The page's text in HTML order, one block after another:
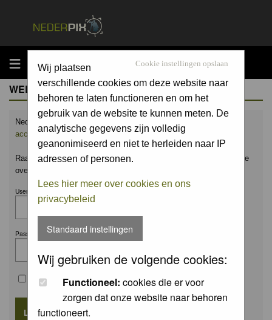
MENU Cookie instellingen opslaan
Wij plaatsen
verschillende cookies om deze website naar
behoren te laten functioneren en om het
gebruik van de website te kunnen meten. De
analytische gegevens zijn volledig
geanonimiseerd en niet te herleiden naar IP
adressen of personen.
Lees hier meer over cookies en ons
privacybeleid
Standaard instellingen
Wij gebruiken de volgende cookies:
Functioneel: cookies die er voor
zorgen dat onze website naar behoren
functioneert.
WELCOME GUEST
Nederpix.nl is hét platform voor de natuurfotograaf.
account aanen upload ook jouw mooiste foto's.
Raak geïnspireerd door het werk van anderen en leer en praat mee
over alles wat bij natuurfotografie komt kijken!
Username:
Password:
Remember me